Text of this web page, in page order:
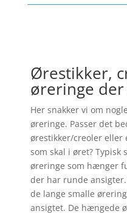
Ørestikker,
øreringe
Her snakker vi om
øreringe. Passer det
ørestikker/creoler eller
som skal i øret? Typisk
øreringe som hænger
der har runde
de lange smalle
ansigtet. De hængede